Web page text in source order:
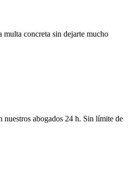
multa concreta sin dejarte mucho
nuestros abogados 24 h. Sin límite de